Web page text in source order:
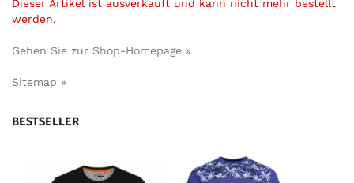
Dieser Artikel ist ausverkauft und kann nicht mehr bestellt
werden.
Gehen Sie zur Shop-Homepage »
Sitemap »
BESTSELLER